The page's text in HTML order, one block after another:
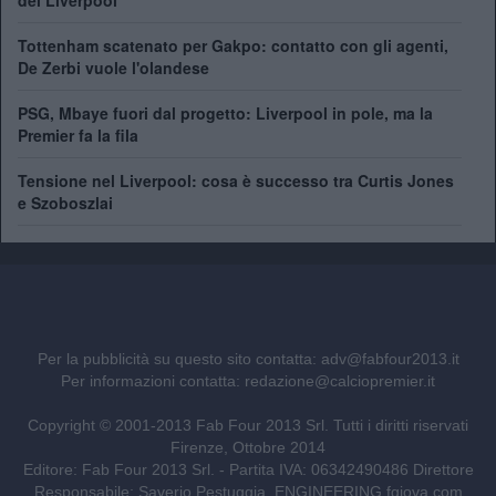
Tottenham scatenato per Gakpo: contatto con gli agenti,
De Zerbi vuole l'olandese
PSG, Mbaye fuori dal progetto: Liverpool in pole, ma la
Premier fa la fila
Tensione nel Liverpool: cosa è successo tra Curtis Jones
e Szoboszlai
Per la pubblicità su questo sito contatta: adv@fabfour2013.it
Per informazioni contatta: redazione@calciopremier.it
Copyright © 2001-2013 Fab Four 2013 Srl. Tutti i diritti riservati
Firenze, Ottobre 2014
Editore: Fab Four 2013 Srl. - Partita IVA: 06342490486 Direttore
Responsabile: Saverio Pestuggia. ENGINEERING fgiova.com